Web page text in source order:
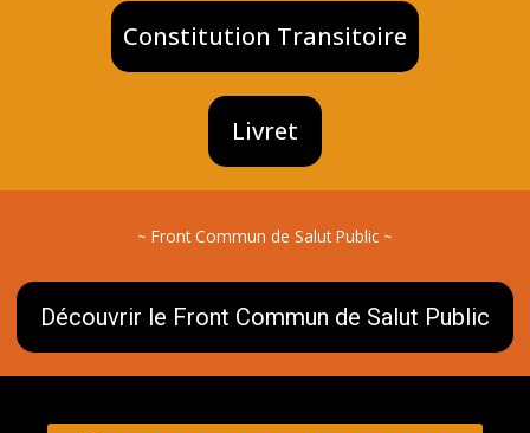
Constitution Transitoire
Livret
~ Front Commun de Salut Public ~
Découvrir le Front Commun de Salut Public